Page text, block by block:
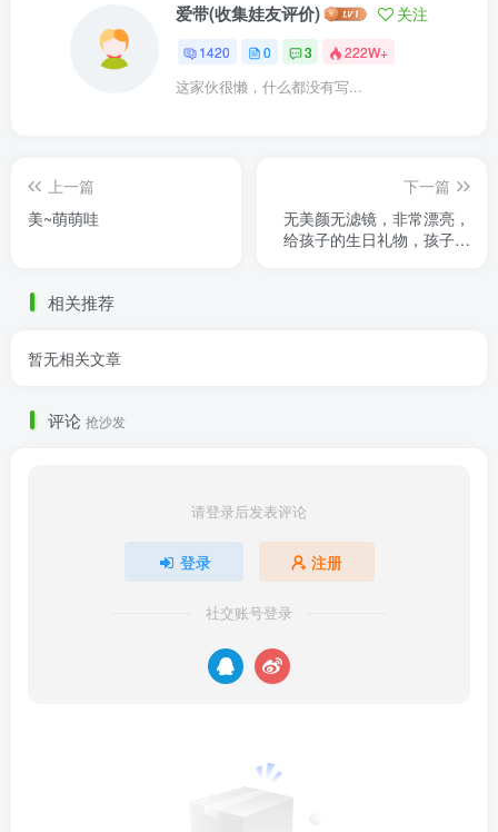
爱带(收集娃友评价) 关注
1420 0 3 222W+
这家伙很懒，什么都没有写...
上一篇
美~萌萌哇
下一篇
无美颜无滤镜，非常漂亮，
给孩子的生日礼物，孩子爱
相关推荐
暂无相关文章
评论 抢沙发
请登录后发表评论
登录 注册
社交账号登录